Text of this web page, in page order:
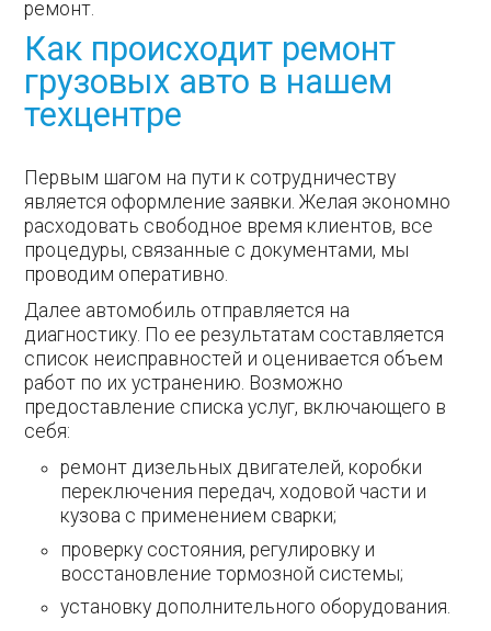
ремонт.
Как происходит ремонт
грузовых авто в нашем
техцентре
Первым шагом на пути к сотрудничеству
является оформление заявки. Желая экономно
расходовать свободное время клиентов, все
процедуры, связанные с документами, мы
проводим оперативно.
Далее автомобиль отправляется на
диагностику. По ее результатам составляется
список неисправностей и оценивается объем
работ по их устранению. Возможно
предоставление списка услуг, включающего в
себя:
ремонт дизельных двигателей, коробки
переключения передач, ходовой части и
кузова с применением сварки;
проверку состояния, регулировку и
восстановление тормозной системы;
установку дополнительного оборудования.